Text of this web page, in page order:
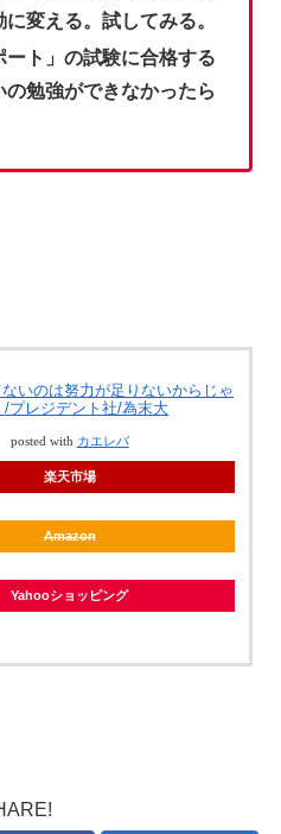
変える。試してみる。
ート」の試験に合格する
の勉強ができなかったら
いのは努力が足りないからじゃ
/プレジデント社/為末大
posted with カエレバ
楽天市場
Amazon
Yahooショッピング